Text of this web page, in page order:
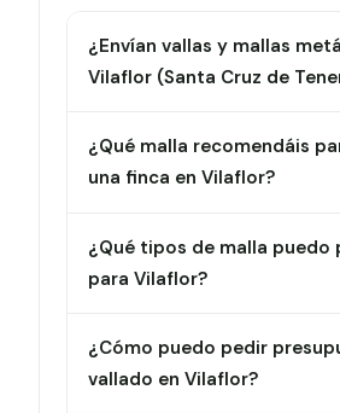
¿Envían vallas y mallas
Vilaflor (Santa Cruz de
¿Qué malla recomendáis
una finca en Vilaflor?
¿Qué tipos de malla puedo
para Vilaflor?
¿Cómo puedo pedir
vallado en Vilaflor?